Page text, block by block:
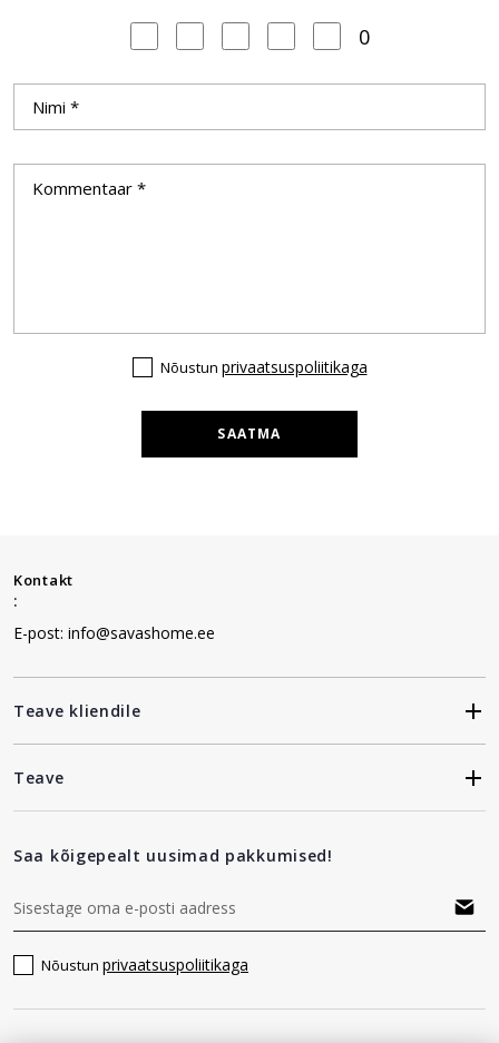
0
Nõustun privaatsuspoliitikaga
SAATMA
Kontakt
:
E-post: info@savashome.ee
Teave kliendile
Teave
Saa kõigepealt uusimad pakkumised!
Nõustun privaatsuspoliitikaga